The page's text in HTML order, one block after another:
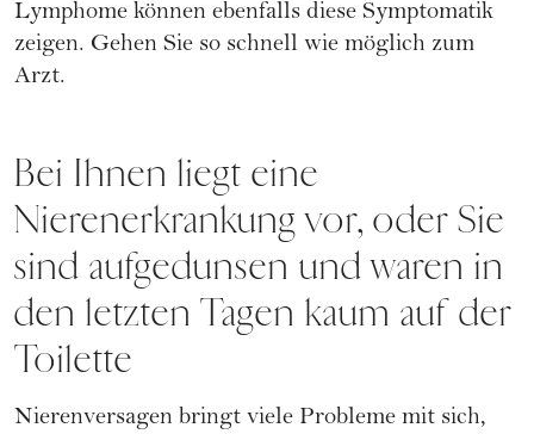
Lymphome können ebenfalls diese Symptomatik
zeigen. Gehen Sie so schnell wie möglich zum
Arzt.
Bei Ihnen liegt eine
Nierenerkrankung vor, oder Sie
sind aufgedunsen und waren in
den letzten Tagen kaum auf der
Toilette
Nierenversagen bringt viele Probleme mit sich,